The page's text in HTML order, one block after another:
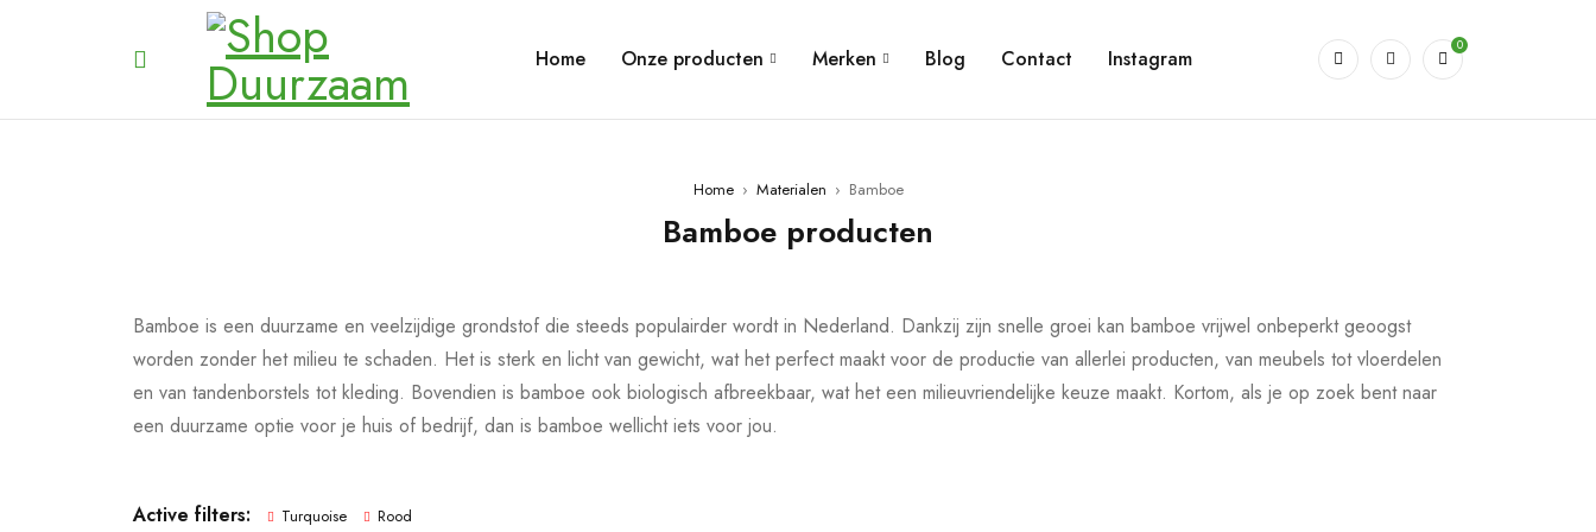
Home Onze producten Merken Blog Contact Instagram
0
Home › Materialen › Bamboe
Bamboe producten
Bamboe is een duurzame en veelzijdige grondstof die steeds populairder wordt in Nederland. Dankzij zijn snelle groei kan bamboe vrijwel onbeperkt geoogst
worden zonder het milieu te schaden. Het is sterk en licht van gewicht, wat het perfect maakt voor de productie van allerlei producten, van meubels tot vloerdelen
en van tandenborstels tot kleding. Bovendien is bamboe ook biologisch afbreekbaar, wat het een milieuvriendelijke keuze maakt. Kortom, als je op zoek bent naar
een duurzame optie voor je huis of bedrijf, dan is bamboe wellicht iets voor jou.
Active filters: Turquoise Rood